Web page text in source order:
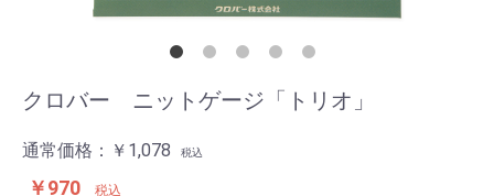
クロバー ニットゲージ「トリオ」
通常価格： ￥1,078 税込
￥970 税込